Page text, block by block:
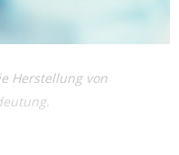
Herstellung von